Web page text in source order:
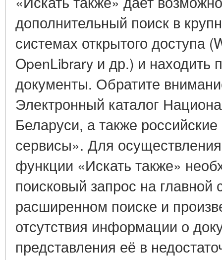
дополнительный поиск в
системах открытого доступа
OpenLibrary и др.) и находить
документы. Обратите
Электронный каталог
Беларуси, а также
сервисы». Для
функции «Искать также»
поисковый запрос на
расширенном поиске и
отсутствия информации о
представления её в